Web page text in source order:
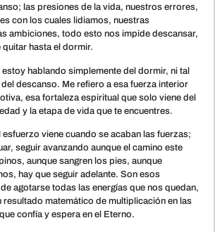
las presiones de la vida, nuestros errores,
con los cuales lidiamos, nuestras
ambiciones, todo esto nos impide descansar,
hasta el dormir.
hablando simplemente del dormir, ni tal
descanso. Me refiero a esa fuerza interior
esa fortaleza espiritual que solo viene del
y la etapa de vida que te encuentres.
esfuerzo viene cuando se acaban las fuerzas;
seguir avanzando aunque el camino este
aunque sangren los pies, aunque
hay que seguir adelante. Son esos
agotarse todas las energías que nos quedan,
resultado matemático de multiplicación en las
confía y espera en el Eterno.